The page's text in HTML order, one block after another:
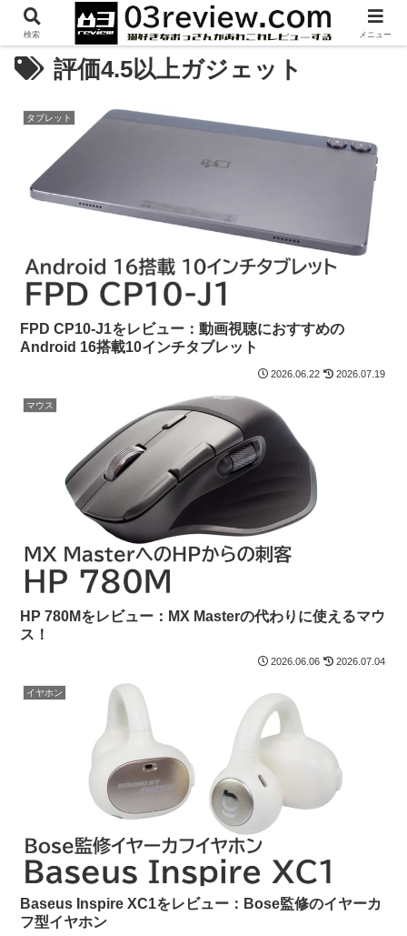
評価4.5以上ガジェット
タブレット
FPD CP10-J1をレビュー：動画視聴におすすめの
Android 16搭載10インチタブレット
2026.06.22 2026.07.19
マウス
HP 780Mをレビュー：MX Masterの代わりに使えるマウ
ス！
2026.06.06 2026.07.04
イヤホン
Baseus Inspire XC1をレビュー：Bose監修のイヤーカ
フ型イヤホン
検索 メニュー